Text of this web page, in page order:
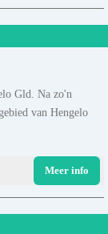
Gld. Na zo'n
van Hengelo
Meer info